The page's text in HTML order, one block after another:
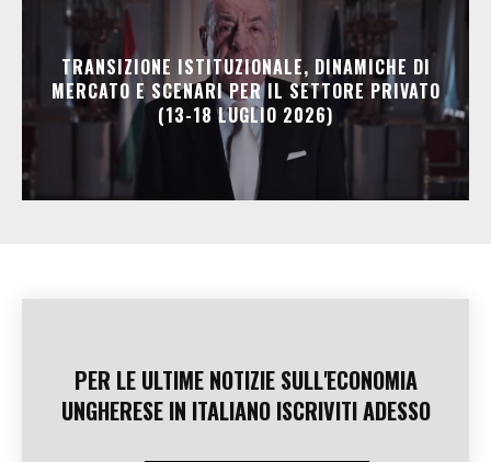
TRANSIZIONE ISTITUZIONALE, DINAMICHE DI
MERCATO E SCENARI PER IL SETTORE PRIVATO
(13-18 LUGLIO 2026)
PER LE ULTIME NOTIZIE SULL'ECONOMIA
UNGHERESE IN ITALIANO ISCRIVITI ADESSO